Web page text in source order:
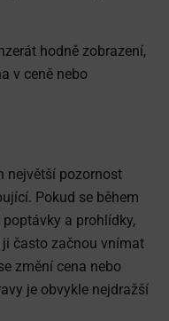
hodně zobrazení,
v ceně nebo
největší pozornost
Pokud se během
a prohlídky,
často začnou vnímat
změní cena nebo
je obvykle nejdražší